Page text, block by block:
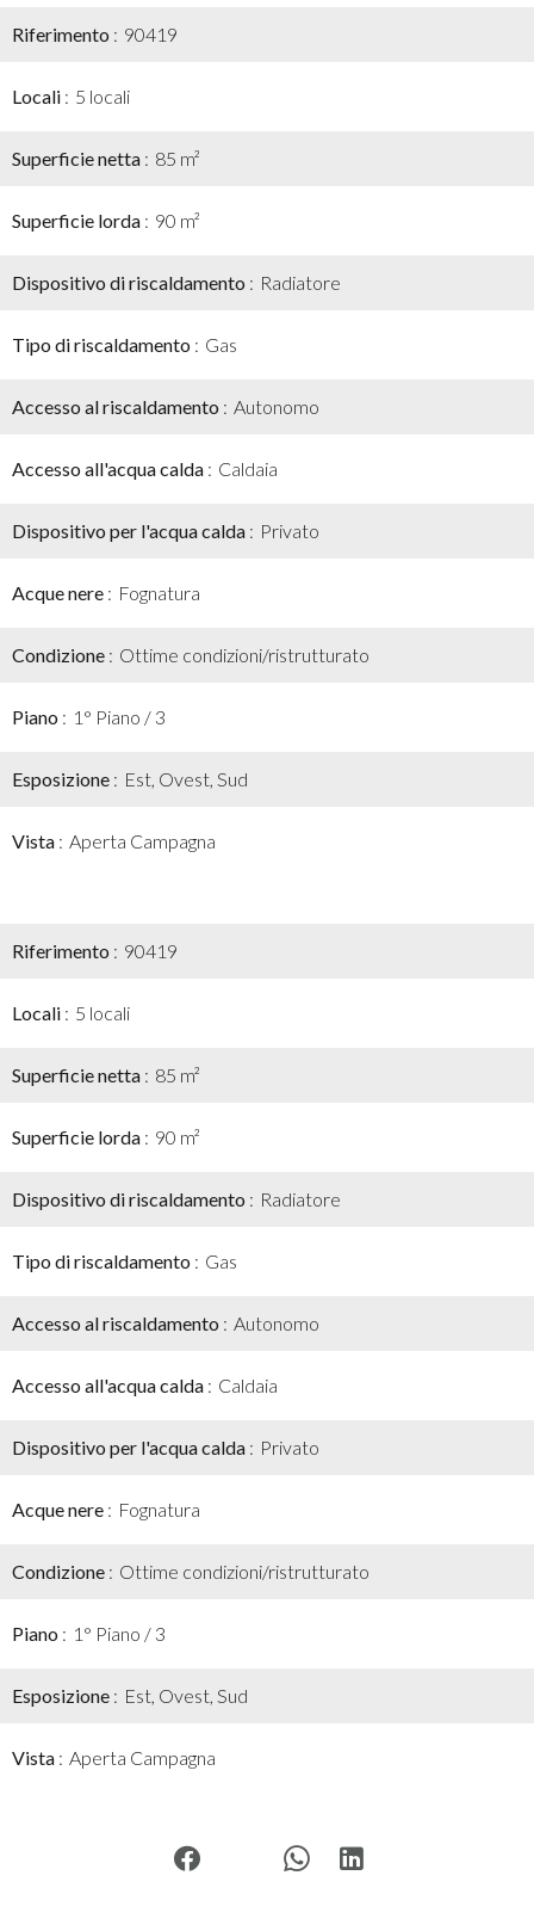
Riferimento 90419
Locali 5 locali
Superficie netta 85 m²
Superficie lorda 90 m²
Dispositivo di riscaldamento Radiatore
Tipo di riscaldamento Gas
Accesso al riscaldamento Autonomo
Accesso all'acqua calda Caldaia
Dispositivo per l'acqua calda Privato
Acque nere Fognatura
Condizione Ottime condizioni/ristrutturato
Piano 1° Piano / 3
Esposizione Est, Ovest, Sud
Vista Aperta Campagna
Riferimento 90419
Locali 5 locali
Superficie netta 85 m²
Superficie lorda 90 m²
Dispositivo di riscaldamento Radiatore
Tipo di riscaldamento Gas
Accesso al riscaldamento Autonomo
Accesso all'acqua calda Caldaia
Dispositivo per l'acqua calda Privato
Acque nere Fognatura
Condizione Ottime condizioni/ristrutturato
Piano 1° Piano / 3
Esposizione Est, Ovest, Sud
Vista Aperta Campagna